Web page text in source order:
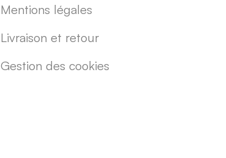
Mentions légales
Livraison et retour
Gestion des cookies